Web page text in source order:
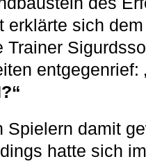
erklärte sich
Trainer
entgegenrief:
Spielern damit
hatte sich